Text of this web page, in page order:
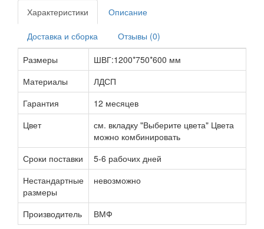
Характеристики
Описание
Доставка и сборка
Отзывы (0)
Размеры
ШВГ:1200*750*600 мм
Материалы
ЛДСП
Гарантия
12 месяцев
Цвет
см. вкладку "Выберите цвета" Цвета
можно комбинировать
Сроки поставки
5-6 рабочих дней
Нестандартные
размеры
невозможно
Производитель ВМФ